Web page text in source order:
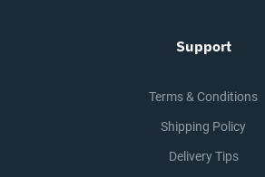
Support
Terms & Conditions
Shipping Policy
Delivery Tips